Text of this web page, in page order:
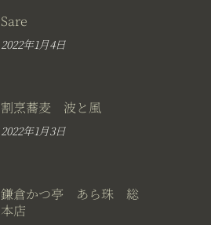
Sare
2022年1月4日
割烹蕎麦 波と風
2022年1月3日
鎌倉かつ亭 あら珠 総
本店